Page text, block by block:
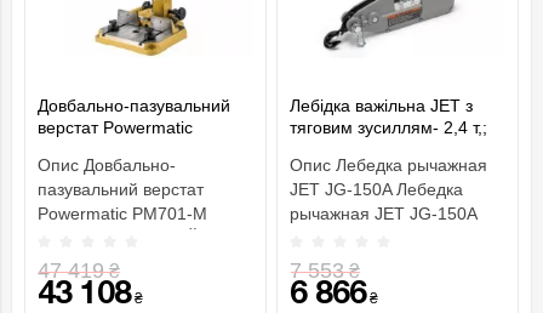
Довбально-пазувальний
верстат Powermatic
Опис Довбально-
пазувальний верстат
Powermatic PM701-M
механізм по..
47 419₴
43 108₴
Лебідка важільна JET з
тяговим зусиллям- 2,4 т,;
габар. розм.- 545х 260х
90мм
Опис Лебедка рычажная
JET JG-150A Лебедка
рычажная JET JG-150A
мощн..
7 553₴
6 866₴